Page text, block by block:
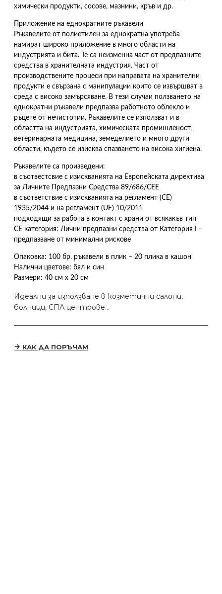
химически продукти, сосове, мазнини, кръв и др.
Приложение на еднократните ръкавели
Ръкавелите от полиетилен за еднократна употреба
намират широко приложение в много области на
индустрията и бита. Те са неизменна част от предпазните
средства в хранителната индустрия. Част от
производствените процеси при направата на хранителни
продукти е свързана с манипулации които се извършват в
среда с високо замърсяване. В тези случаи ползването на
еднократни ръкавели предпазва работното облекло и
ръцете от нечистотии. Ръкавелите се използват и в
областта на индустрията, химическата промишленост,
ветеринарната медицина, земеделието и много други
области, където се изисква спазването на висока хигиена.
Ръкавелите са произведени:
в съотвестсвие с изискванията на Европейската директива
за Личните Предпазни Средства 89/686/CEE
в съответствие с изискванията на регламент (CE)
1935/2044 и на регламент (UE) 10/2011
подходящи за работа в контакт с храни от всякакъв тип
СЕ категория: Лични предпазни средства от Категория I –
предпазване от минимални рискове
Опаковка: 100 бр. ръкавели в плик – 20 плика в кашон
Налични цветове: бял и син
Размери: 40 см х 20 см
Идеални за използване в козметични салони,
болници, СПА центрове...
КАК ДА ПОРЪЧАМ